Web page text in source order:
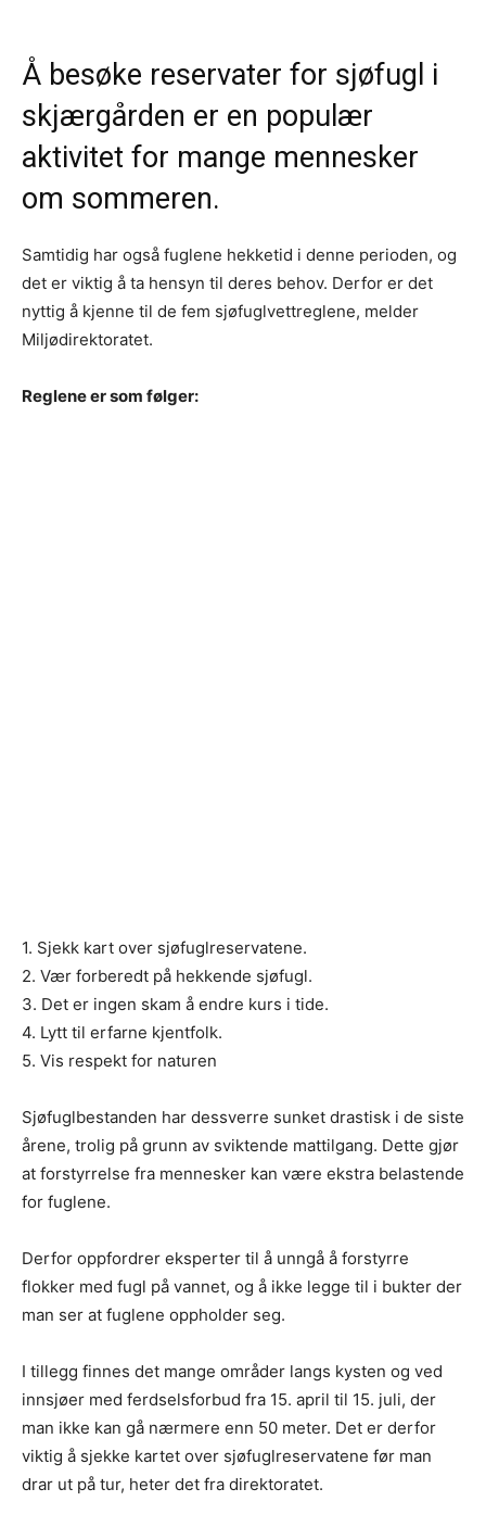
Å besøke reservater for sjøfugl i
skjærgården er en populær
aktivitet for mange mennesker
om sommeren.
Samtidig har også fuglene hekketid i denne perioden, og
det er viktig å ta hensyn til deres behov. Derfor er det
nyttig å kjenne til de fem sjøfuglvettreglene, melder
Miljødirektoratet.
Reglene er som følger:
1. Sjekk kart over sjøfuglreservatene.
2. Vær forberedt på hekkende sjøfugl.
3. Det er ingen skam å endre kurs i tide.
4. Lytt til erfarne kjentfolk.
5. Vis respekt for naturen
Sjøfuglbestanden har dessverre sunket drastisk i de siste
årene, trolig på grunn av sviktende mattilgang. Dette gjør
at forstyrrelse fra mennesker kan være ekstra belastende
for fuglene.
Derfor oppfordrer eksperter til å unngå å forstyrre
flokker med fugl på vannet, og å ikke legge til i bukter der
man ser at fuglene oppholder seg.
I tillegg finnes det mange områder langs kysten og ved
innsjøer med ferdselsforbud fra 15. april til 15. juli, der
man ikke kan gå nærmere enn 50 meter. Det er derfor
viktig å sjekke kartet over sjøfuglreservatene før man
drar ut på tur, heter det fra direktoratet.